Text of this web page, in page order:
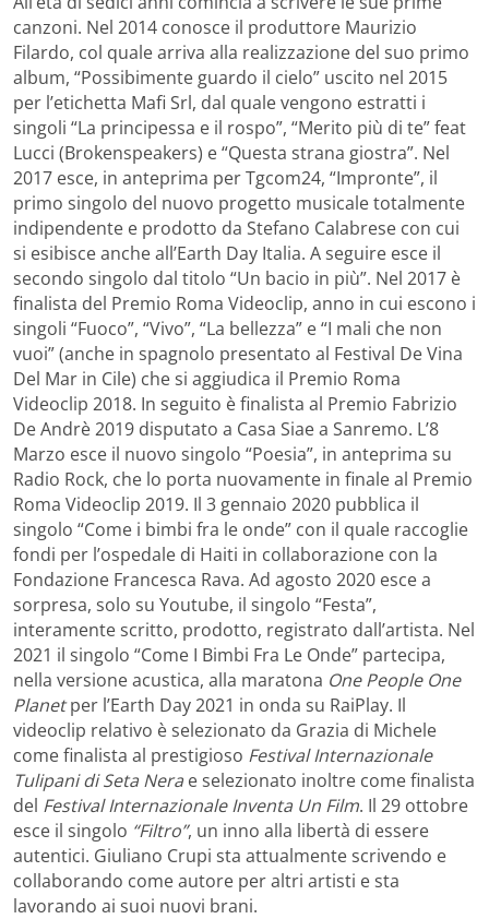
canzoni. Nel 2014 conosce il produttore Maurizio
Filardo, col quale arriva alla realizzazione del suo primo
album, “Possibimente guardo il cielo” uscito nel 2015
per l’etichetta Mafi Srl, dal quale vengono estratti i
singoli “La principessa e il rospo”, “Merito più di te” feat
Lucci (Brokenspeakers) e “Questa strana giostra”. Nel
2017 esce, in anteprima per Tgcom24, “Impronte”, il
primo singolo del nuovo progetto musicale totalmente
indipendente e prodotto da Stefano Calabrese con cui
si esibisce anche all’Earth Day Italia. A seguire esce il
secondo singolo dal titolo “Un bacio in più”. Nel 2017 è
finalista del Premio Roma Videoclip, anno in cui escono i
singoli “Fuoco”, “Vivo”, “La bellezza” e “I mali che non
vuoi” (anche in spagnolo presentato al Festival De Vina
Del Mar in Cile) che si aggiudica il Premio Roma
Videoclip 2018. In seguito è finalista al Premio Fabrizio
De Andrè 2019 disputato a Casa Siae a Sanremo. L’8
Marzo esce il nuovo singolo “Poesia”, in anteprima su
Radio Rock, che lo porta nuovamente in finale al Premio
Roma Videoclip 2019. Il 3 gennaio 2020 pubblica il
singolo “Come i bimbi fra le onde” con il quale raccoglie
fondi per l’ospedale di Haiti in collaborazione con la
Fondazione Francesca Rava. Ad agosto 2020 esce a
sorpresa, solo su Youtube, il singolo “Festa”,
interamente scritto, prodotto, registrato dall’artista. Nel
2021 il singolo “Come I Bimbi Fra Le Onde” partecipa,
nella versione acustica, alla maratona One People One
Planetper l’Earth Day 2021 in onda su RaiPlay. Il
videoclip relativo è selezionato da Grazia di Michele
come finalista al prestigioso Festival Internazionale
Tulipani di Seta Nera e selezionato inoltre come finalista
del Festival Internazionale Inventa Un Film. Il 29 ottobre
esce il singolo “Filtro”, un inno alla libertà di essere
autentici. Giuliano Crupi sta attualmente scrivendo e
collaborando come autore per altri artisti e sta
lavorando ai suoi nuovi brani.